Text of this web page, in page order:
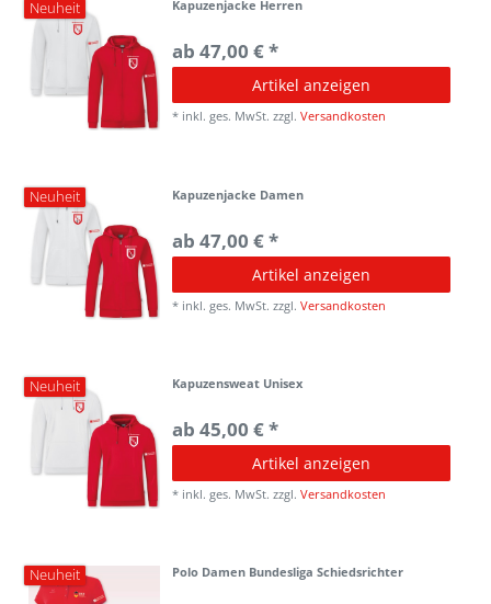
Neuheit Kapuzenjacke Herren
ab 47,00 € *
Artikel anzeigen
* inkl. ges. MwSt. zzgl.Versandkosten
Neuheit Kapuzenjacke Damen
ab 47,00 € *
Artikel anzeigen
* inkl. ges. MwSt. zzgl.Versandkosten
Neuheit Kapuzensweat Unisex
ab 45,00 € *
Artikel anzeigen
* inkl. ges. MwSt. zzgl.Versandkosten
Neuheit Polo Damen Bundesliga Schiedsrichter